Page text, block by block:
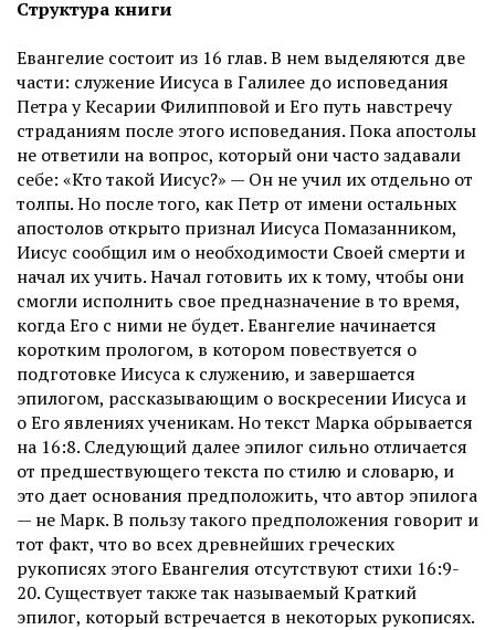
Структура книги
Евангелие состоит из 16 глав. В нем выделяются две
части: служение Иисуса в Галилее до исповедания
Петра у Кесарии Филипповой и Его путь навстречу
страданиям после этого исповедания. Пока апостолы
не ответили на вопрос, который они часто задавали
себе: «Кто такой Иисус?» — Он не учил их отдельно от
толпы. Но после того, как Петр от имени остальных
апостолов открыто признал Иисуса Помазанником,
Иисус сообщил им о необходимости Своей смерти и
начал их учить. Начал готовить их к тому, чтобы они
смогли исполнить свое предназначение в то время,
когда Его с ними не будет. Евангелие начинается
коротким прологом, в котором повествуется о
подготовке Иисуса к служению, и завершается
эпилогом, рассказывающим о воскресении Иисуса и
о Его явлениях ученикам. Но текст Марка обрывается
на 16:8. Следующий далее эпилог сильно отличается
от предшествующего текста по стилю и словарю, и
это дает основания предположить, что автор эпилога
— не Марк. В пользу такого предположения говорит и
тот факт, что во всех древнейших греческих
рукописях этого Евангелия отсутствуют стихи 16:9-
20. Существует также так называемый Краткий
эпилог, который встречается в некоторых рукописях.